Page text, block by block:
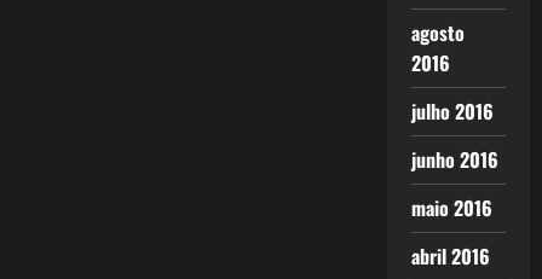
agosto
2016
julho 2016
junho 2016
maio 2016
abril 2016